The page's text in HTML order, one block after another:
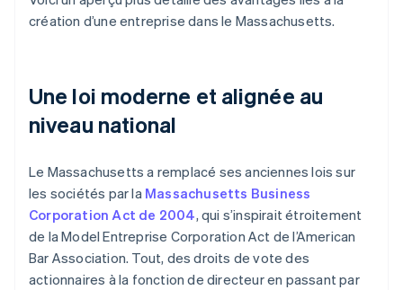
création d’une entreprise dans le Massachusetts.
Une loi moderne et alignée au
niveau national
Le Massachusetts a remplacé ses anciennes lois sur
les sociétés par la Massachusetts Business
Corporation Act de 2004, qui s’inspirait étroitement
de la Model Entreprise Corporation Act de l’American
Bar Association. Tout, des droits de vote des
actionnaires à la fonction de directeur en passant par